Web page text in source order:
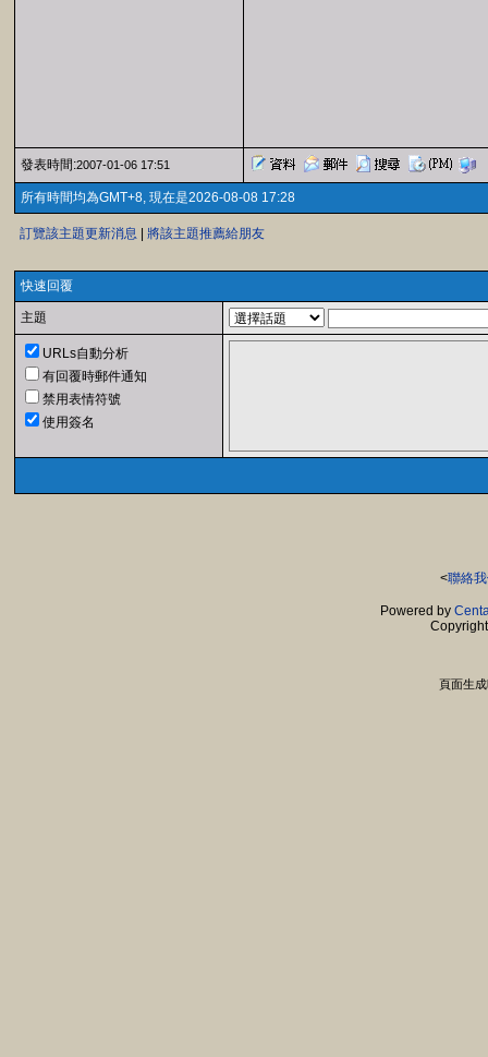
發表時間:2007-01-06 17:51
所有時間均為GMT+8, 現在是2026-08-08 17:28
訂覽該主題更新消息 將該主題推薦給朋友
快速回覆
主題
URLs自動分析
有回覆時郵件通知
禁用表情符號
使用簽名
<聯絡
Powered by
頁面生